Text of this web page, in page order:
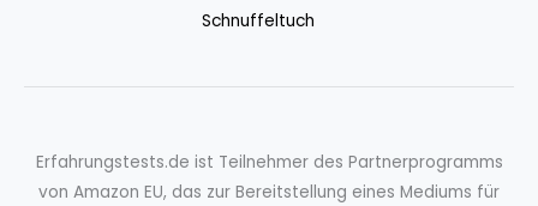
Schnuffeltuch
Erfahrungstests.de ist Teilnehmer des Partnerprogramms
von Amazon EU, das zur Bereitstellung eines Mediums für